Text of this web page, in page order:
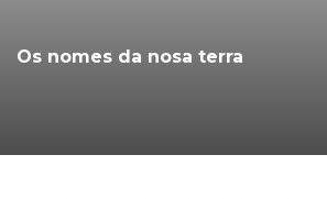
Os nomes da nosa terra